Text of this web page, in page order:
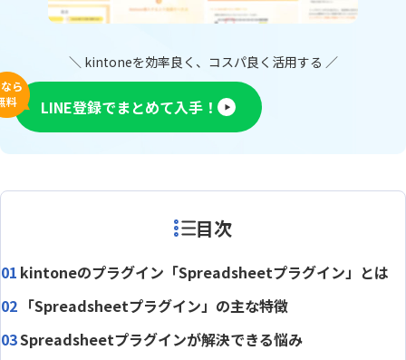
＼ kintoneを効率良く、コスパ良く活用する ／
ら
料
LINE登録でまとめて入手！
目次
kintoneのプラグイン「Spreadsheetプラグイン」とは
「Spreadsheetプラグイン」の主な特徴
Spreadsheetプラグインが解決できる悩み